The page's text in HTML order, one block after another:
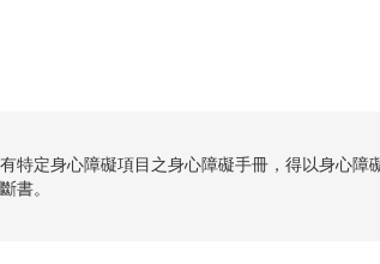
特定身心障礙項目之身心障礙手冊，得以身心障
書。